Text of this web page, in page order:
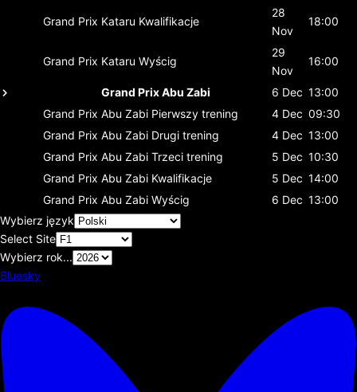
Grand Prix Kataru Kwalifikacje
28
Nov
18:00
Grand Prix Kataru Wyścig
29
Nov
16:00
Grand Prix Abu Zabi 6 Dec 13:00
Grand Prix Abu Zabi Pierwszy trening 4 Dec 09:30
Grand Prix Abu Zabi Drugi trening 4 Dec 13:00
Grand Prix Abu Zabi Trzeci trening 5 Dec 10:30
Grand Prix Abu Zabi Kwalifikacje 5 Dec 14:00
Grand Prix Abu Zabi Wyścig 6 Dec 13:00
Wybierz język
Select Site
Wybierz rok...
Bluesky